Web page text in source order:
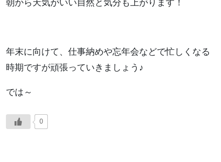
朝から天気がいい自然と気分も上がります！
年末に向けて、仕事納めや忘年会などで忙しくなる
時期ですが頑張っていきましょう♪
では～
0